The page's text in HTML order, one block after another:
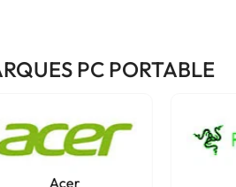
PC PORTABLE